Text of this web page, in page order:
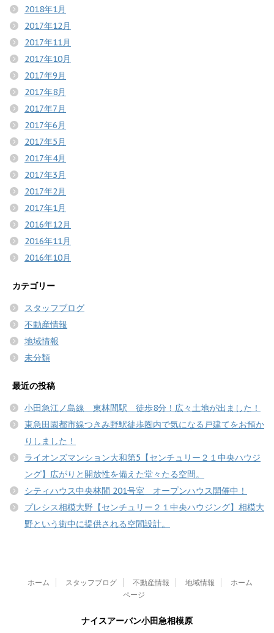
2018年1月
2017年12月
2017年11月
2017年10月
2017年9月
2017年8月
2017年7月
2017年6月
2017年5月
2017年4月
2017年3月
2017年2月
2017年1月
2016年12月
2016年11月
2016年10月
カテゴリー
スタッフブログ
不動産情報
地域情報
未分類
最近の投稿
小田急江ノ島線 東林間駅 徒歩8分！広々土地が出ました！
東急田園都市線つきみ野駅徒歩圏内で気になる戸建てをお預か
りしました！
ライオンズマンション大和第5【センチュリー２１中央ハウジ
ング】広がりと開放性を備えた堂々たる空間。
シティハウス中央林間 201号室 オープンハウス開催中！
プレシス相模大野【センチュリー２１中央ハウジング】相模大
野という街中に提供される空間設計。
ホーム スタッフブログ 不動産情報 地域情報
ホーム
ページ
ナイスアーバン小田急相模原